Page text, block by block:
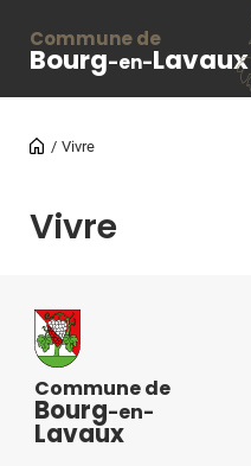
Commune de
Bourg-en-Lavaux
Vivre
Vivre
Commune de
Bourg-en-
Lavaux